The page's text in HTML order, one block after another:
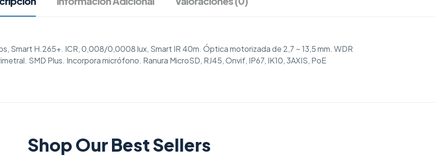
Smart H.265+. ICR, 0,008/0,0008 lux, Smart IR 40m. Óptica motorizada de 2,7 ~ 13,5 mm. WDR
SMD Plus. Incorpora micrófono. Ranura MicroSD, RJ45, Onvif, IP67, IK10, 3AXIS, PoE
Shop Our Best Sellers